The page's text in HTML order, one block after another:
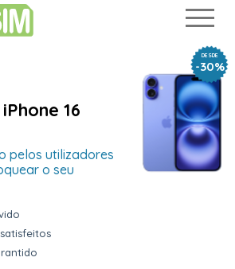
DESDE
-30%
16
pelos utilizadores
o seu